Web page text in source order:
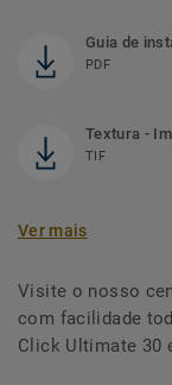
Guia de
PDF
Textura -
TIF
Ver mais
Visite o nosso
com facilidade
Click Ultimate 30